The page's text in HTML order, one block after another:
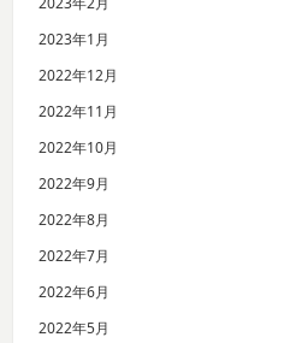
2023年1月
2022年12月
2022年11月
2022年10月
2022年9月
2022年8月
2022年7月
2022年6月
2022年5月